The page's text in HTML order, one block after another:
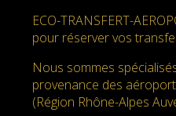
ECO-TRANSFERT-
pour réserver vos
Nous sommes
provenance des
(Région Rhône-Alpes